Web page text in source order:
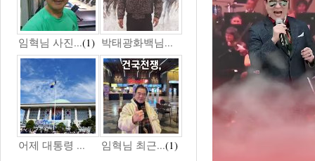
임혁님 사진...(1) 박태광화백님...
어제 대통령 ... 임혁님 최근...(1)